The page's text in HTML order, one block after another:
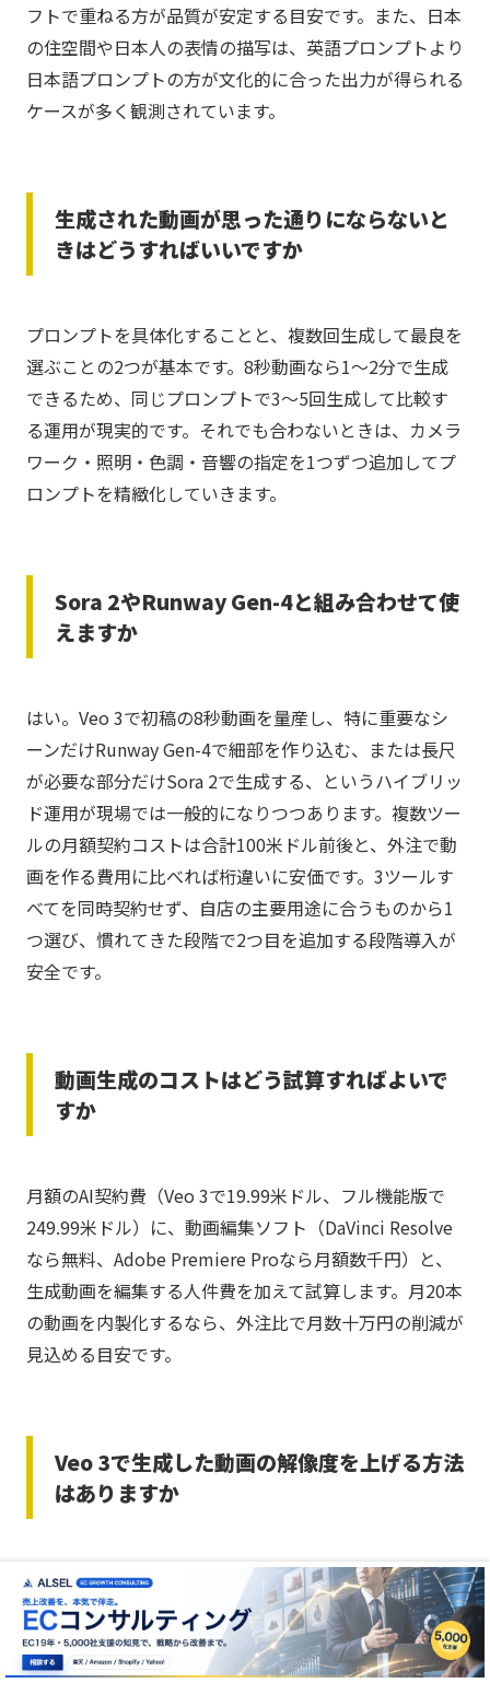
フトで重ねる方が品質が安定する目安です。また、日本
の住空間や日本人の表情の描写は、英語プロンプトより
日本語プロンプトの方が文化的に合った出力が得られる
ケースが多く観測されています。
生成された動画が思った通りにならないと
きはどうすればいいですか
プロンプトを具体化することと、複数回生成して最良を
選ぶことの2つが基本です。8秒動画なら1〜2分で生成
できるため、同じプロンプトで3〜5回生成して比較す
る運用が現実的です。それでも合わないときは、カメラ
ワーク・照明・色調・音響の指定を1つずつ追加してプ
ロンプトを精緻化していきます。
Sora 2やRunway Gen-4と組み合わせて使
えますか
はい。Veo 3で初稿の8秒動画を量産し、特に重要なシ
ーンだけRunway Gen-4で細部を作り込む、または長尺
が必要な部分だけSora 2で生成する、というハイブリッ
ド運用が現場では一般的になりつつあります。複数ツー
ルの月額契約コストは合計100米ドル前後と、外注で動
画を作る費用に比べれば桁違いに安価です。3ツールす
べてを同時契約せず、自店の主要用途に合うものから1
つ選び、慣れてきた段階で2つ目を追加する段階導入が
安全です。
動画生成のコストはどう試算すればよいで
すか
月額のAI契約費（Veo 3で19.99米ドル、フル機能版で
249.99米ドル）に、動画編集ソフト（DaVinci Resolve
なら無料、Adobe Premiere Proなら月額数千円）と、
生成動画を編集する人件費を加えて試算します。月20本
の動画を内製化するなら、外注比で月数十万円の削減が
見込める目安です。
Veo 3で生成した動画の解像度を上げる方法
はありますか
2026年5月時点のVeo 3 ProプランはHD（720p）が上限
です。フルHD（1080p）以上が必要な場合はAI Ultraプ
ランへのアップグレードか、生成後にTopaz Video AIや
Adobe Premiere ProのAIアップスケール機能で解像度